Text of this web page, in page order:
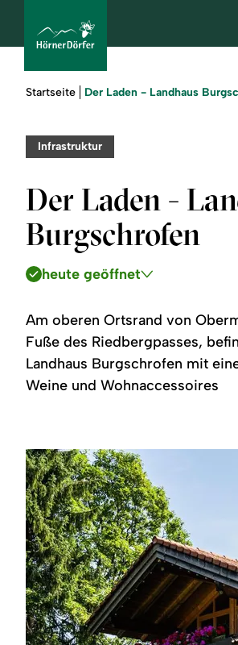
Urlaub
buchen
Sommer
Winter
Region
Sie
Startseite Der Laden - Landhaus
Infrastruktur
Der Laden -
Burgschrofen
heute geöffnet
Am oberen Ortsrand von
Fuße des Riedbergpasses,
Landhaus Burgschrofen mit
Weine und Wohnaccessoires